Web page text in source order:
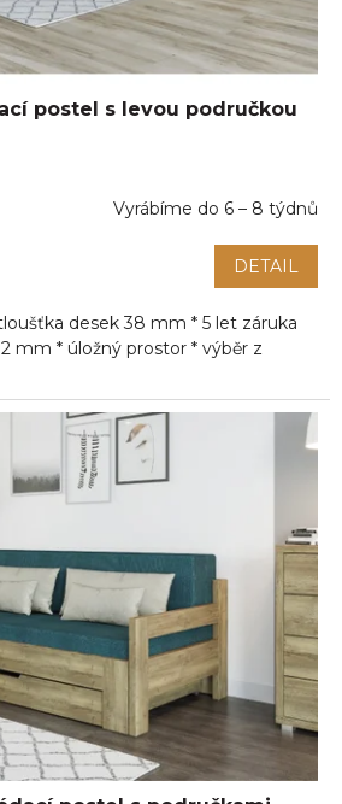
postel s levou područkou
Vyrábíme do 6 – 8 týdnů
DETAIL
desek 38 mm * 5 let záruka
mm * úložný prostor * výběr z